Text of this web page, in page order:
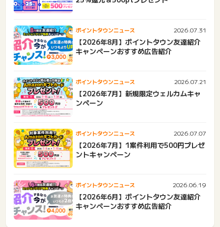
ポイントタウンニュース 2026.07.31
【2026年8月】ポイントタウン友達紹介
キャンペーンおすすめ広告紹介
ポイントタウンニュース 2026.07.21
【2026年7月】新規限定ウェルカムキャ
ンペーン
ポイントタウンニュース 2026.07.07
【2026年7月】1案件利用で500円プレゼ
ントキャンペーン
ポイントタウンニュース 2026.06.19
【2026年6月】ポイントタウン友達紹介
キャンペーンおすすめ広告紹介